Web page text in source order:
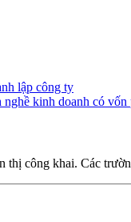
lập công ty
nghề kinh doanh có vốn
thị công khai. Các